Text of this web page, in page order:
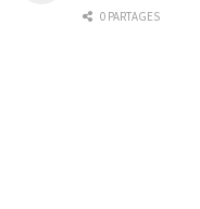
0 PARTAGES